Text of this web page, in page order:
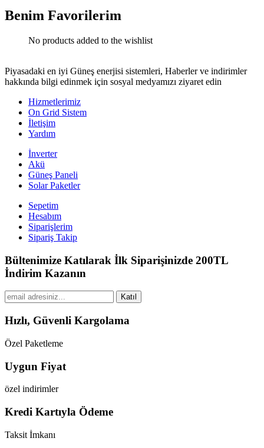
Benim Favorilerim
No products added to the wishlist
Piyasadaki en iyi Güneş enerjisi sistemleri, Haberler ve indirimler
hakkında bilgi edinmek için sosyal medyamızı ziyaret edin
Hizmetlerimiz
On Grid Sistem
İletişim
Yardım
İnverter
Akü
Güneş Paneli
Solar Paketler
Sepetim
Hesabım
Siparişlerim
Sipariş Takip
Bültenimize Katılarak İlk Siparişinizde 200TL
İndirim Kazanın
Katıl
Hızlı, Güvenli Kargolama
Özel Paketleme
Uygun Fiyat
özel indirimler
Kredi Kartıyla Ödeme
Taksit İmkanı